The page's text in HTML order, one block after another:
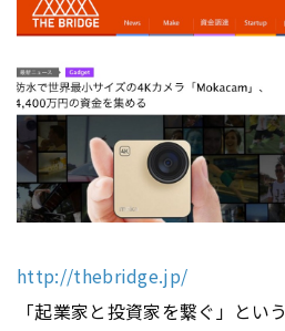
http://thebridge.jp/
「起業家と投資家を繋ぐ」という